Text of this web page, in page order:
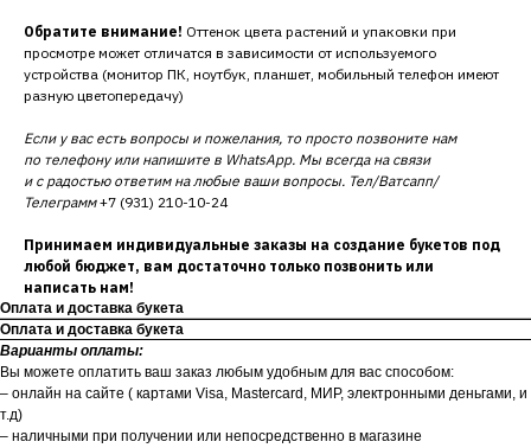
Обратите внимание! Оттенок цвета растений и упаковки при
просмотре может отличатся в зависимости от используемого
устройства (монитор ПК, ноутбук, планшет, мобильный телефон имеют
разную цветопередачу)
Если у вас есть вопросы и пожелания, то просто позвоните нам
по телефону или напишите в WhatsApp. Мы всегда на связи
и с радостью ответим на любые ваши вопросы. Тел/Ватсапп/
Телеграмм+7 (931) 210-10-24
Принимаем индивидуальные заказы на создание букетов под
любой бюджет, вам достаточно только позвонить или
написать нам!
Оплата и доставка букета
Оплата и доставка букета
Варианты оплаты:
Вы можете оплатить ваш заказ любым удобным для вас способом:
– онлайн на сайте ( картами Visa, Mastercard, МИР, электронными деньгами, и
т.д)
– наличными при получении или непосредственно в магазине